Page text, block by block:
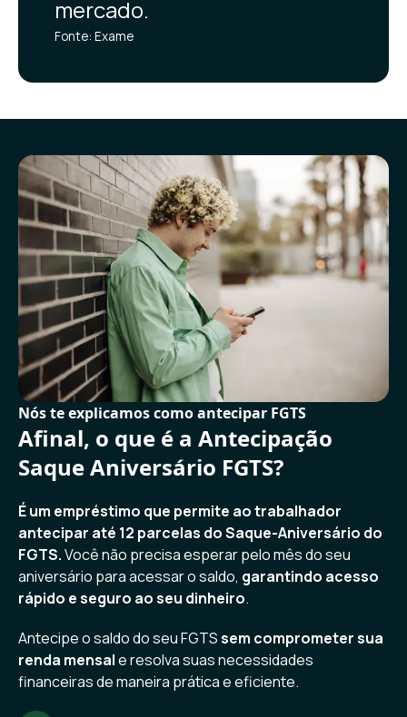
mercado.
Fonte: Exame
Nós te explicamos como antecipar FGTS
Afinal, o que é a Antecipação
Saque Aniversário FGTS?
É um empréstimo que permite ao trabalhador
antecipar até 12 parcelas do Saque-Aniversário do
FGTS.Você não precisa esperar pelo mês do seu
aniversário para acessar o saldo, garantindo acesso
rápido e seguro ao seu dinheiro.
Antecipe o saldo do seu FGTSsem comprometer sua
renda mensale resolva suas necessidades
financeiras de maneira prática e eficiente.